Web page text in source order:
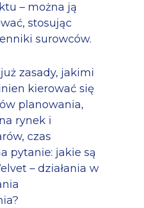
– można ją
stosując
surowców.
zasady, jakimi
kierować się
planowania,
rynek i
czas
pytanie: jakie są
– działania w